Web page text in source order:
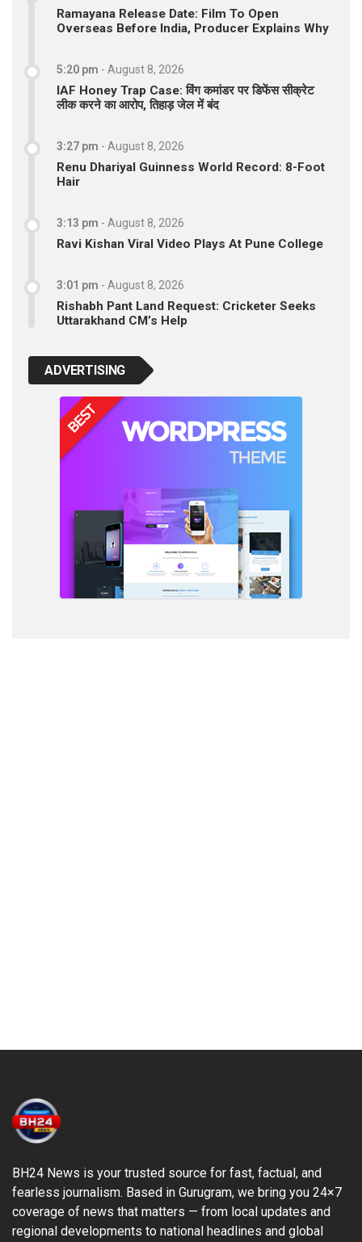
Ramayana Release Date: Film To Open
Overseas Before India, Producer Explains Why
5:20 pm - August 8, 2026
IAF Honey Trap Case: विंग कमांडर पर डिफेंस सीक्रेट
लीक करने का आरोप, तिहाड़ जेल में बंद
3:27 pm - August 8, 2026
Renu Dhariyal Guinness World Record: 8-Foot
Hair
3:13 pm - August 8, 2026
Ravi Kishan Viral Video Plays At Pune College
3:01 pm - August 8, 2026
Rishabh Pant Land Request: Cricketer Seeks
Uttarakhand CM’s Help
ADVERTISING
BH24 News is your trusted source for fast, factual, and
fearless journalism. Based in Gurugram, we bring you 24×7
coverage of news that matters — from local updates and
regional developments to national headlines and global